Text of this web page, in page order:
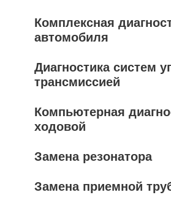
Комплексная
автомобиля
Диагностика систем
трансмиссией
Компьютерная
ходовой
Замена резонатора
Замена приемной